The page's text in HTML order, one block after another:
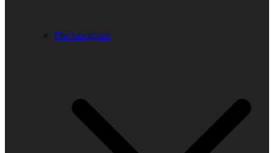
Fler kategorier